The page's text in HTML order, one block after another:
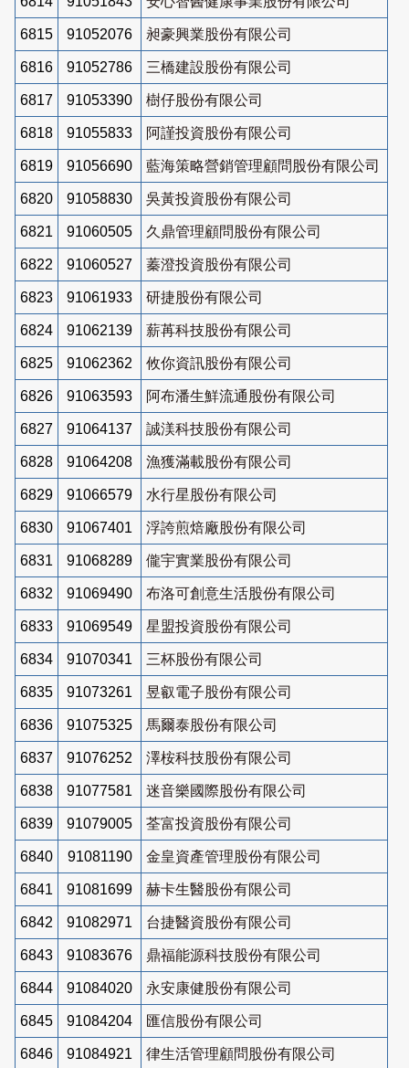
6815 91052076 昶豪興業股份有限公司
6816 91052786 三橋建設股份有限公司
6817 91053390 樹仔股份有限公司
6818 91055833 阿謹投資股份有限公司
6819 91056690 藍海策略營銷管理顧問股份有限公司
6820 91058830 吳黃投資股份有限公司
6821 91060505 久鼎管理顧問股份有限公司
6822 91060527 蓁澄投資股份有限公司
6823 91061933 研捷股份有限公司
6824 91062139 薪苒科技股份有限公司
6825 91062362 攸你資訊股份有限公司
6826 91063593 阿布潘生鮮流通股份有限公司
6827 91064137 誠渼科技股份有限公司
6828 91064208 漁獲滿載股份有限公司
6829 91066579 水行星股份有限公司
6830 91067401 浮誇煎焙廠股份有限公司
6831 91068289 儱宇實業股份有限公司
6832 91069490 布洛可創意生活股份有限公司
6833 91069549 星盟投資股份有限公司
6834 91070341 三杯股份有限公司
6835 91073261 昱叡電子股份有限公司
6836 91075325 馬爾泰股份有限公司
6837 91076252 澤桉科技股份有限公司
6838 91077581 迷音樂國際股份有限公司
6839 91079005 荃富投資股份有限公司
6840 91081190 金皇資產管理股份有限公司
6841 91081699 赫卡生醫股份有限公司
6842 91082971 台捷醫資股份有限公司
6843 91083676 鼎福能源科技股份有限公司
6844 91084020 永安康健股份有限公司
6845 91084204 匯信股份有限公司
6846 91084921 律生活管理顧問股份有限公司